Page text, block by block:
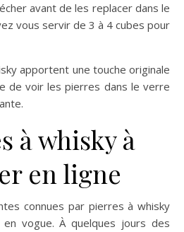
avant de les replacer dans le
vous servir de 3 à 4 cubes pour
apportent une touche originale
de voir les pierres dans le verre
à whisky à
en ligne
connues par pierres à whisky
vogue. À quelques jours des